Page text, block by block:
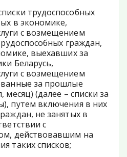
трудоспособных
в экономике,
с возмещением
граждан,
выехавших за
Беларусь,
с возмещением
за прошлые
(далее – списки за
путем включения в них
не занятых в
с
действовавшим на
таких списков;